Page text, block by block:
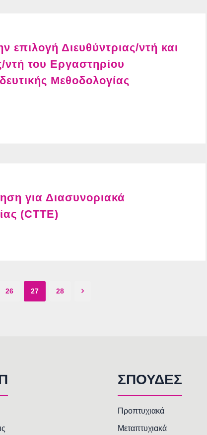
Διευθύντριας/ντή και
ντή του Εργαστηρίου
Μεθοδολογίας
για Διασυνοριακά
(CTTE)
26 27 28
ΣΠΟΥΔΕΣ
Προπτυχιακά
Μεταπτυχιακά